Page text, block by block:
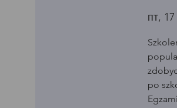
пт,
po